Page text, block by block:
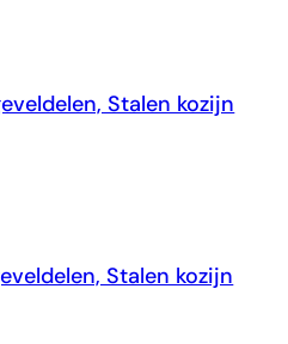
Stalen kozijn
Stalen kozijn